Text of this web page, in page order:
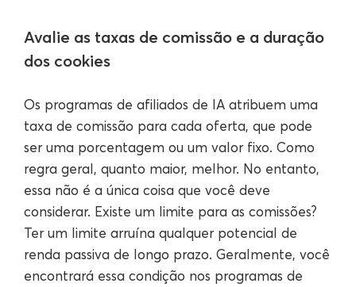
Avalie as taxas de comissão e a duração
dos cookies
Os programas de afiliados de IA atribuem uma
taxa de comissão para cada oferta, que pode
ser uma porcentagem ou um valor fixo. Como
regra geral, quanto maior, melhor. No entanto,
essa não é a única coisa que você deve
considerar. Existe um limite para as comissões?
Ter um limite arruína qualquer potencial de
renda passiva de longo prazo. Geralmente, você
encontrará essa condição nos programas de